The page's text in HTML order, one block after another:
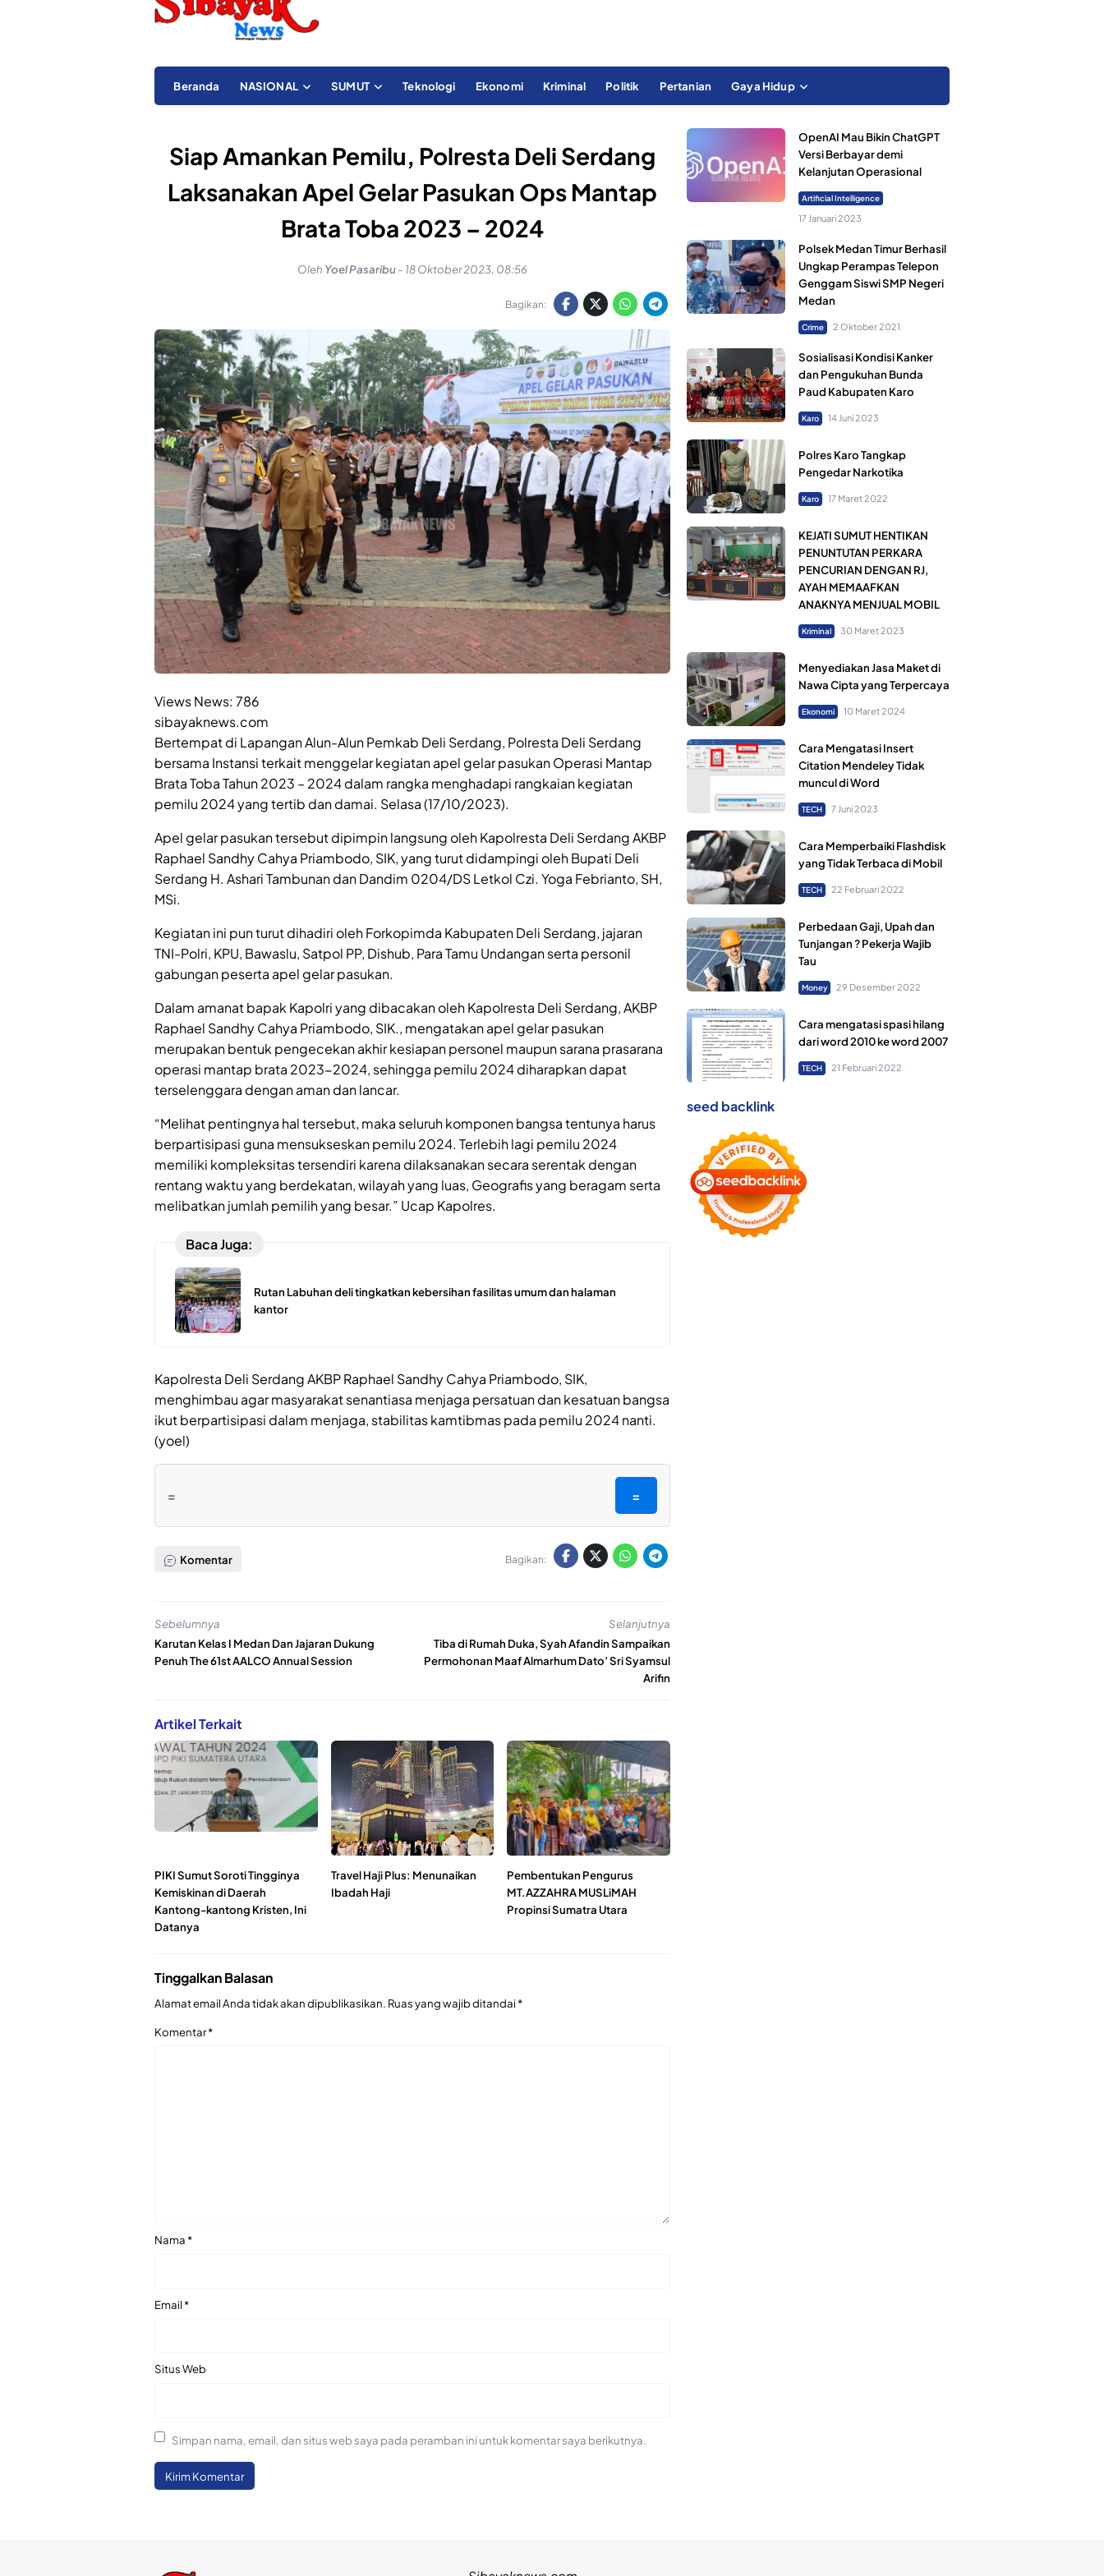
Beranda NASIONAL SUMUT Teknologi Ekonomi Kriminal Politik Pertanian Gaya Hidup
Siap Amankan Pemilu, Polresta Deli Serdang
Laksanakan Apel Gelar Pasukan Ops Mantap
Brata Toba 2023 – 2024
Oleh Yoel Pasaribu- 18 Oktober 2023, 08:56
Bagikan:
Views News: 786
sibayaknews.com
Bertempat di Lapangan Alun-Alun Pemkab Deli Serdang, Polresta Deli Serdang
bersama Instansi terkait menggelar kegiatan apel gelar pasukan Operasi Mantap
Brata Toba Tahun 2023 – 2024 dalam rangka menghadapi rangkaian kegiatan
pemilu 2024 yang tertib dan damai. Selasa (17/10/2023).
Apel gelar pasukan tersebut dipimpin langsung oleh Kapolresta Deli Serdang AKBP
Raphael Sandhy Cahya Priambodo, SIK, yang turut didampingi oleh Bupati Deli
Serdang H. Ashari Tambunan dan Dandim 0204/DS Letkol Czi. Yoga Febrianto, SH,
MSi.
Kegiatan ini pun turut dihadiri oleh Forkopimda Kabupaten Deli Serdang, jajaran
TNI-Polri, KPU, Bawaslu, Satpol PP, Dishub, Para Tamu Undangan serta personil
gabungan peserta apel gelar pasukan.
Dalam amanat bapak Kapolri yang dibacakan oleh Kapolresta Deli Serdang, AKBP
Raphael Sandhy Cahya Priambodo, SIK., mengatakan apel gelar pasukan
merupakan bentuk pengecekan akhir kesiapan personel maupun sarana prasarana
operasi mantap brata 2023-2024, sehingga pemilu 2024 diharapkan dapat
terselenggara dengan aman dan lancar.
“Melihat pentingnya hal tersebut, maka seluruh komponen bangsa tentunya harus
berpartisipasi guna mensukseskan pemilu 2024. Terlebih lagi pemilu 2024
memiliki kompleksitas tersendiri karena dilaksanakan secara serentak dengan
rentang waktu yang berdekatan, wilayah yang luas, Geografis yang beragam serta
melibatkan jumlah pemilih yang besar.” Ucap Kapolres.
Baca Juga:
Rutan Labuhan deli tingkatkan kebersihan fasilitas umum dan halaman
kantor
Kapolresta Deli Serdang AKBP Raphael Sandhy Cahya Priambodo, SIK,
menghimbau agar masyarakat senantiasa menjaga persatuan dan kesatuan bangsa
ikut berpartisipasi dalam menjaga, stabilitas kamtibmas pada pemilu 2024 nanti.
(yoel)
= =
Komentar Bagikan:
Sebelumnya
Karutan Kelas I Medan Dan Jajaran Dukung
Penuh The 61st AALCO Annual Session
Selanjutnya
Tiba di Rumah Duka, Syah Afandin Sampaikan
Permohonan Maaf Almarhum Dato’ Sri Syamsul
Arifin
Artikel Terkait
PIKI Sumut Soroti Tingginya
Kemiskinan di Daerah
Kantong-kantong Kristen, Ini
Datanya
Travel Haji Plus: Menunaikan
Ibadah Haji
Pembentukan Pengurus
MT.AZZAHRA MUSLiMAH
Propinsi Sumatra Utara
Tinggalkan Balasan
Alamat email Anda tidak akan dipublikasikan. Ruas yang wajib ditandai*
Komentar*
Nama*
Email*
Situs Web
Simpan nama, email, dan situs web saya pada peramban ini untuk komentar saya berikutnya.
OpenAI Mau Bikin ChatGPT
Versi Berbayar demi
Kelanjutan Operasional
Artificial Intelligence
17 Januari 2023
Polsek Medan Timur Berhasil
Ungkap Perampas Telepon
Genggam Siswi SMP Negeri
Medan
Crime 2 Oktober 2021
Sosialisasi Kondisi Kanker
dan Pengukuhan Bunda
Paud Kabupaten Karo
Karo 14 Juni 2023
Polres Karo Tangkap
Pengedar Narkotika
Karo 17 Maret 2022
KEJATI SUMUT HENTIKAN
PENUNTUTAN PERKARA
PENCURIAN DENGAN RJ,
AYAH MEMAAFKAN
ANAKNYA MENJUAL MOBIL
Kriminal 30 Maret 2023
Menyediakan Jasa Maket di
Nawa Cipta yang Terpercaya
Ekonomi 10 Maret 2024
Cara Mengatasi Insert
Citation Mendeley Tidak
muncul di Word
TECH 7 Juni 2023
Cara Memperbaiki Flashdisk
yang Tidak Terbaca di Mobil
TECH 22 Februari 2022
Perbedaan Gaji, Upah dan
Tunjangan ? Pekerja Wajib
Tau
Money 29 Desember 2022
Cara mengatasi spasi hilang
dari word 2010 ke word 2007
TECH 21 Februari 2022
seed backlink